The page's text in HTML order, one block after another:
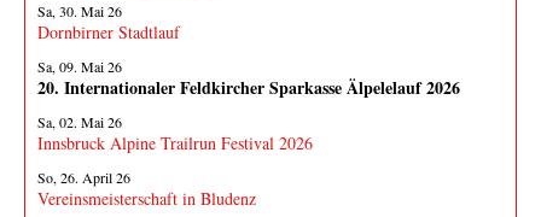
Sa, 30. Mai 26
Dornbirner Stadtlauf
Sa, 09. Mai 26
20. Internationaler Feldkircher Sparkasse Älpelelauf 2026
Sa, 02. Mai 26
Innsbruck Alpine Trailrun Festival 2026
So, 26. April 26
Vereinsmeisterschaft in Bludenz